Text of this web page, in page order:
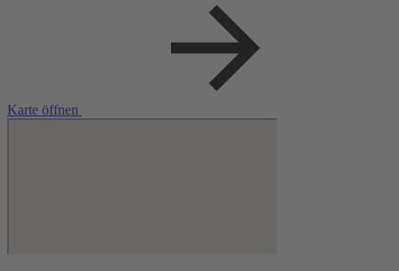
Dauer: ca. 100 Minuten inkl. Pause.
Karte öffnen